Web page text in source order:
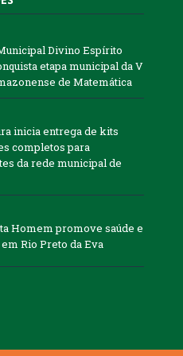
Divino Espírito
etapa municipal da V
de Matemática
inicia entrega de kits
completos para
da rede municipal de
Homem promove saúde e
Rio Preto da Eva